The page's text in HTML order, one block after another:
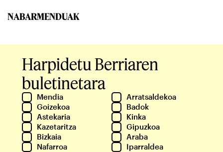
NABARMENDUAK
Harpidetu Berriaren
buletinetara
Mendia
Arratsaldekoa
Goizekoa
Badok
Astekaria
Kinka
Kazetaritza
Gipuzkoa
Bizkaia
Araba
Nafarroa
Iparraldea